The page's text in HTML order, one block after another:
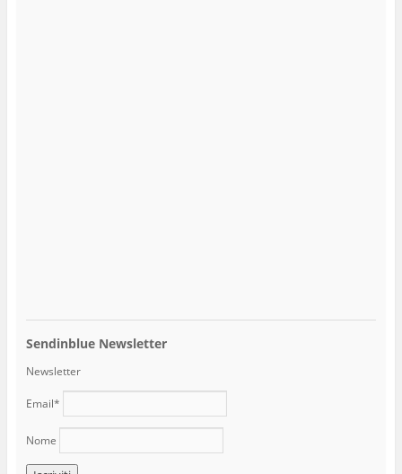
Sendinblue Newsletter
Newsletter
Email*
Nome